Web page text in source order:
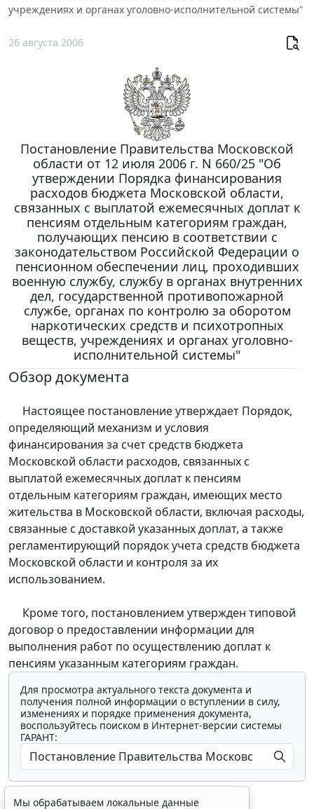
учреждениях и органах уголовно-исполнительной системы"
26 августа 2006
Постановление Правительства Московской
области от 12 июля 2006 г. N 660/25 "Об
утверждении Порядка финансирования
расходов бюджета Московской области,
связанных с выплатой ежемесячных доплат к
пенсиям отдельным категориям граждан,
получающих пенсию в соответствии с
законодательством Российской Федерации о
пенсионном обеспечении лиц, проходивших
военную службу, службу в органах внутренних
дел, государственной противопожарной
службе, органах по контролю за оборотом
наркотических средств и психотропных
веществ, учреждениях и органах уголовно-
исполнительной системы"
Обзор документа
Настоящее постановление утверждает Порядок,
определяющий механизм и условия
финансирования за счет средств бюджета
Московской области расходов, связанных с
выплатой ежемесячных доплат к пенсиям
отдельным категориям граждан, имеющих место
жительства в Московской области, включая расходы,
связанные с доставкой указанных доплат, а также
регламентирующий порядок учета средств бюджета
Московской области и контроля за их
использованием.
Кроме того, постановлением утвержден типовой
договор о предоставлении информации для
выполнения работ по осуществлению доплат к
пенсиям указанным категориям граждан.
Для просмотра актуального текста документа и
получения полной информации о вступлении в силу,
изменениях и порядке применения документа,
воспользуйтесь поиском в Интернет-версии системы
ГАРАНТ:
Мы обрабатываем локальные данные